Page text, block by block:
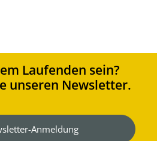
Laufenden sein?
unseren Newsletter.
Anmeldung